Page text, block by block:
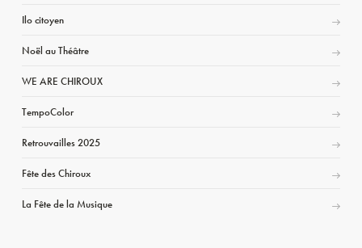
Ilo citoyen
Noël au Théâtre
WE ARE CHIROUX
TempoColor
Retrouvailles 2025
Fête des Chiroux
La Fête de la Musique